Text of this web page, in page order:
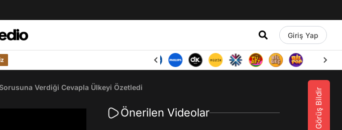
Giriş Yap
Görüş Bildir
Verdiği Cevapla Ülkeyi Özetledi
Önerilen Videolar